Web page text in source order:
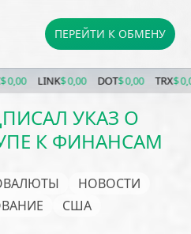
ПЕРЕЙТИ К ОБМЕНУ
LINK $ 0,00 DOT $ 0,00 TRX $ 0,00
УКАЗ О
К ФИНАНСАМ
НОВОСТИ
США